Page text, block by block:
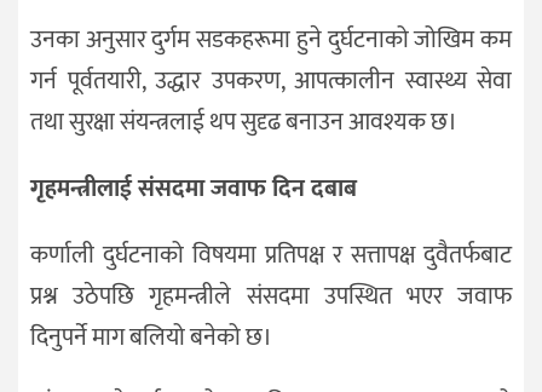
उनका अनुसार दुर्गम सडकहरूमा हुने दुर्घटनाको जोखिम कम
गर्न पूर्वतयारी, उद्धार उपकरण, आपत्कालीन स्वास्थ्य सेवा
तथा सुरक्षा संयन्त्रलाई थप सुदृढ बनाउन आवश्यक छ।
गृहमन्त्रीलाई संसदमा जवाफ दिन दबाब
कर्णाली दुर्घटनाको विषयमा प्रतिपक्ष र सत्तापक्ष दुवैतर्फबाट
प्रश्न उठेपछि गृहमन्त्रीले संसदमा उपस्थित भएर जवाफ
दिनुपर्ने माग बलियो बनेको छ।